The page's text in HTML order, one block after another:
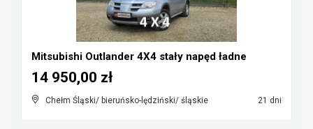
Mitsubishi Outlander 4X4 stały napęd ładne
Chełm Śląski/ bieruńsko-lędziński/ śląskie 21 dni
14 950,00 zł